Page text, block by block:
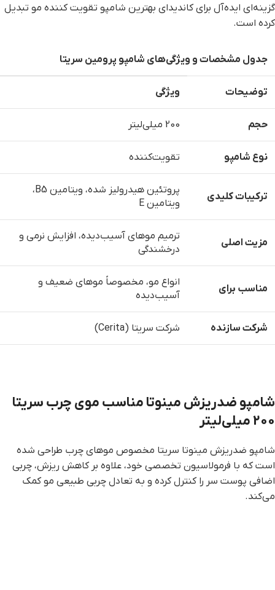
گزینه‌ای ایده‌آل برای کاندیدای بهترین شامپو تقویت کننده مو تبدیل
کرده است.
جدول مشخصات و ویژگی‌های شامپو پرومین سریتا
توضیحات ویژگی
حجم 200 میلی‌لیتر
نوع شامپو تقویت‌کننده
ترکیبات کلیدی
پروتئین هیدرولیز شده، ویتامین B5،
ویتامین E
مزیت اصلی
ترمیم موهای آسیب‌دیده، افزایش نرمی و
درخشندگی
مناسب برای
انواع مو، مخصوصاً موهای ضعیف و
آسیب‌دیده
شرکت سازنده شرکت سریتا (Cerita)
شامپو ضدریزش مینوتا مناسب موی چرب سریتا
200 میلی‌لیتر
شامپو ضدریزش مینوتا سریتا مخصوص موهای چرب طراحی شده
است که با فرمولاسیون تخصصی خود، علاوه بر کاهش ریزش، چربی
اضافی پوست سر را کنترل کرده و به تعادل چربی طبیعی مو کمک
می‌کند.